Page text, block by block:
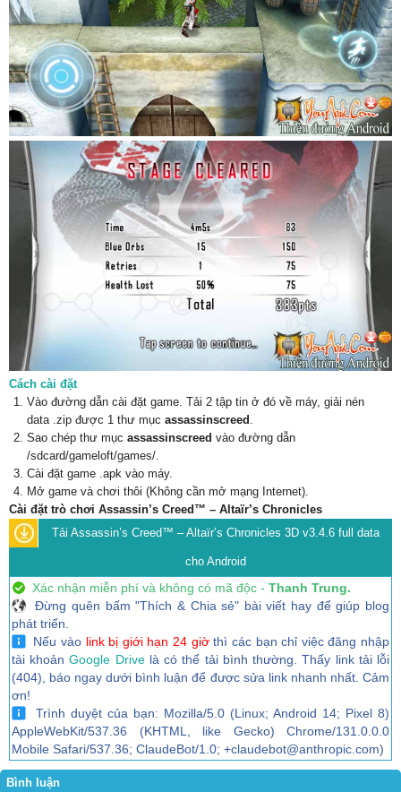
Cách cài đặt
Vào đường dẫn cài đặt game. Tải 2 tập tin ở đó về máy, giải nén
data .zip được 1 thư mục assassinscreed .
Sao chép thư mục assassinscreed vào đường dẫn
/sdcard/gameloft/games/.
Cài đặt game .apk vào máy.
Mở game và chơi thôi (Không cần mở mạng Internet).
Cài đặt trò chơi Assassin’s Creed™ – Altaïr’s Chronicles
Tải Assassin’s Creed™ – Altaïr’s Chronicles 3D v3.4.6 full data
cho Android
Xác nhận miễn phí và không có mã độc - Thanh Trung.
Đừng quên bấm "Thích & Chia sẻ" bài viết hay để giúp blog
phát triển.
Nếu vào link bị giới hạn 24 giờthì các bạn chỉ việc đăng nhập
tài khoảnGoogle Drivelà có thể tải bình thường. Thấy link tải lỗi
(404), báo ngay dưới bình luận để được sửa link nhanh nhất. Cảm
ơn!
Trình duyệt của bạn: Mozilla/5.0 (Linux; Android 14; Pixel 8)
AppleWebKit/537.36 (KHTML, like Gecko) Chrome/131.0.0.0
Mobile Safari/537.36; ClaudeBot/1.0; +claudebot@anthropic.com)
Bình luận